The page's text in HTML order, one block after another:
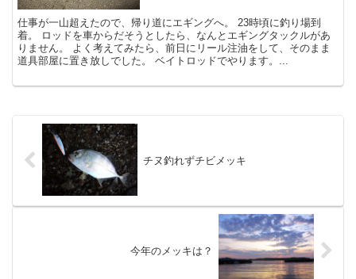
仕事が一山超えたので、帰り道にエギングへ。 23時頃に釣り場到
着。 ロッドを車からだそうとしたら、なんとエギングタックルがあ
りません。 よく考えてみたら、前日にリール注油をして、そのまま
道具部屋に置き放しでした。 ベイトロッドでやります。...
チヌ釣れずチビメッキ
今年のメッキは？